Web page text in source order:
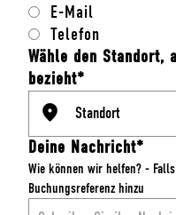
E-Mail
Telefon
Wähle den Standort,
bezieht*
Deine Nachricht*
Wie können wir helfen? -
Buchungsreferenz hinzu